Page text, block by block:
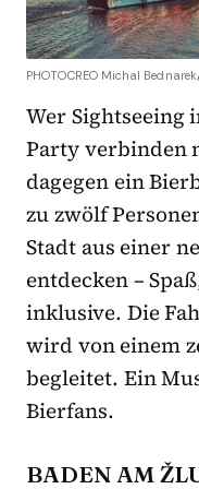
PHOTOCREO Michal
Wer Sightseeing
Party verbinden
dagegen ein
zu zwölf
Stadt aus einer
entdecken –
inklusive. Die
wird von einem
begleitet. Ein
Bierfans.
BADEN AM